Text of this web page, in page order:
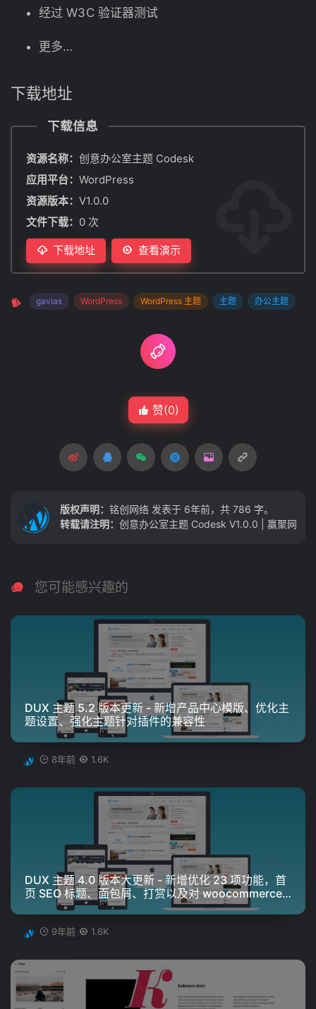
经过 W3C 验证器测试
更多…
下载地址
下载信息
资源名称： 创意办公室主题 Codesk
应用平台： WordPress
资源版本： V1.0.0
文件下载： 0 次
下载地址 查看演示
gavias WordPress WordPress 主题 主题 办公主题
赞(0)
版权声明： 铭创网络 发表于 6年前，共 786 字。
转载请注明： 创意办公室主题 Codesk V1.0.0 | 赢聚网
您可能感兴趣的
DUX 主题 5.2 版本更新 - 新增产品中心模版、优化主
题设置、强化主题针对插件的兼容性
8年前 1.6K
DUX 主题 4.0 版本大更新 - 新增优化 23 项功能，首
页 SEO 标题、面包屑、打赏以及对 woocommerce
的支持
9年前 1.6K